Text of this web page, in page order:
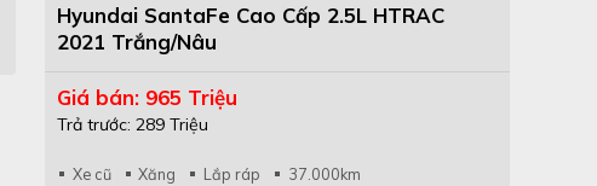
Hyundai SantaFe Cao Cấp 2.5L HTRAC
2021 Trắng/Nâu
Giá bán: 965 Triệu
Trả trước: 289 Triệu
Xe cũ Xăng Lắp ráp 37.000km